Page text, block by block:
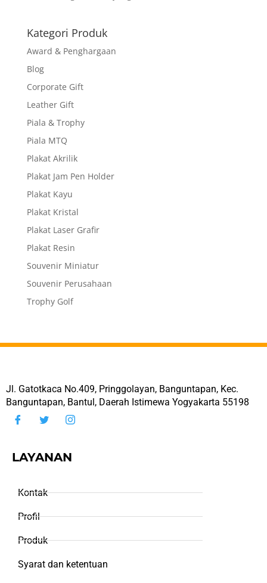
Kategori Produk
Award & Penghargaan
Blog
Corporate Gift
Leather Gift
Piala & Trophy
Piala MTQ
Plakat Akrilik
Plakat Jam Pen Holder
Plakat Kayu
Plakat Kristal
Plakat Laser Grafir
Plakat Resin
Souvenir Miniatur
Souvenir Perusahaan
Trophy Golf
Jl. Gatotkaca No.409, Pringgolayan, Banguntapan, Kec.
Banguntapan, Bantul, Daerah Istimewa Yogyakarta 55198
LAYANAN
Kontak
Profil
Produk
Syarat dan ketentuan